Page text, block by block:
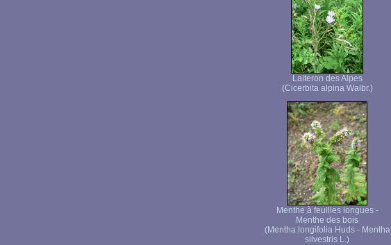
Laiteron des Alpes
(Cicerbita alpina Walbr.)
Menthe à feuilles longues -
Menthe des bois
(Mentha longifolia Huds - Mentha
silvestris L.)